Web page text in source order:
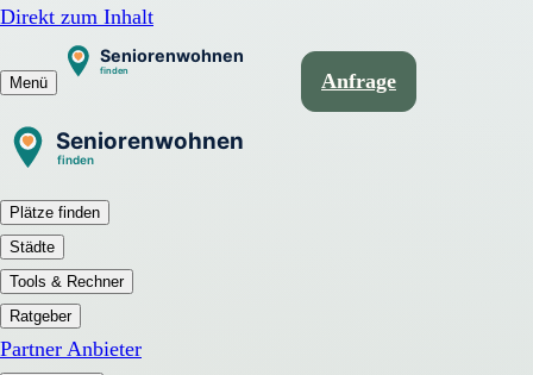
Direkt zum Inhalt
Menü Anfrage
Plätze finden
Städte
Tools & Rechner
Ratgeber
Partner Anbieter